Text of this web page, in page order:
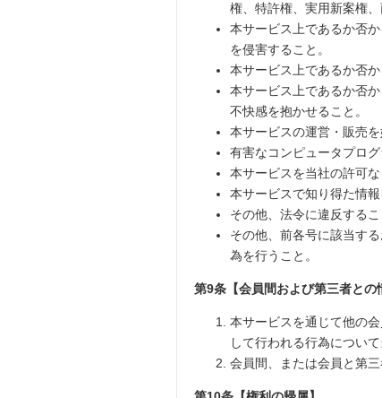
権、特許権、実用新案権
本サービス上であるか否
を侵害すること。
本サービス上であるか否
本サービス上であるか否
不快感を抱かせること。
本サービスの運営・販売
有害なコンピュータプロ
本サービスを当社の許可
本サービスで知り得た情
その他、法令に違反するこ
その他、前各号に該当す
為を行うこと。
第9条【会員間および第三者との
本サービスを通じて他の
して行われる行為につい
会員間、または会員と第